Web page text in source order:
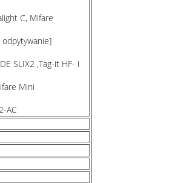
C, Mifare
odpytywanie]
SLIX2 ,Tag-it HF- I
Mini
AC